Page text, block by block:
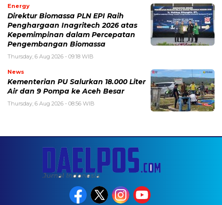
Energy
Direktur Biomassa PLN EPI Raih
Penghargaan Inagritech 2026 atas
Kepemimpinan dalam Percepatan
Pengembangan Biomassa
Thursday, 6 Aug 2026 - 09:18 WIB
News
Kementerian PU Salurkan 18.000 Liter
Air dan 9 Pompa ke Aceh Besar
Thursday, 6 Aug 2026 - 08:56 WIB